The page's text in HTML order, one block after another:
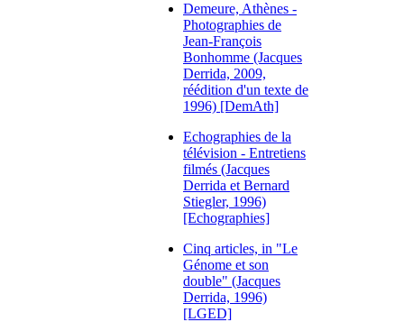
Demeure, Athènes -
Photographies de
Jean-François
Bonhomme (Jacques
Derrida, 2009,
réédition d'un texte de
1996) [DemAth]
Echographies de la
télévision - Entretiens
filmés (Jacques
Derrida et Bernard
Stiegler, 1996)
[Echographies]
Cinq articles, in "Le
Génome et son
double" (Jacques
Derrida, 1996)
[LGED]